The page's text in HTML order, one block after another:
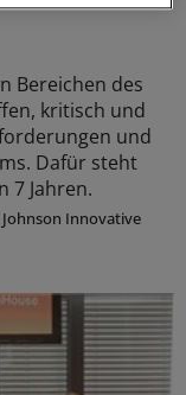
Bereichen des
kritisch und
und
Dafür steht
7 Jahren.
Innovative